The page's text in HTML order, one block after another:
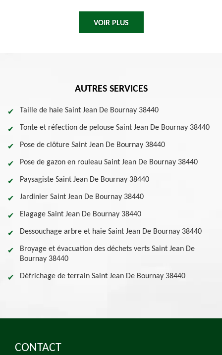
VOIR PLUS
AUTRES SERVICES
Taille de haie Saint Jean De Bournay 38440
Tonte et réfection de pelouse Saint Jean De Bournay 38440
Pose de clôture Saint Jean De Bournay 38440
Pose de gazon en rouleau Saint Jean De Bournay 38440
Paysagiste Saint Jean De Bournay 38440
Jardinier Saint Jean De Bournay 38440
Elagage Saint Jean De Bournay 38440
Dessouchage arbre et haie Saint Jean De Bournay 38440
Broyage et évacuation des déchets verts Saint Jean De
Bournay 38440
Défrichage de terrain Saint Jean De Bournay 38440
CONTACT